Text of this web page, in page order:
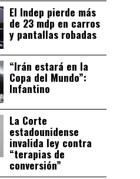
El Indep pierde más
de 23 mdp en carros
y pantallas robadas
“Irán estará en la
Copa del Mundo”:
Infantino
La Corte
estadounidense
invalida ley contra
“terapias de
conversión”